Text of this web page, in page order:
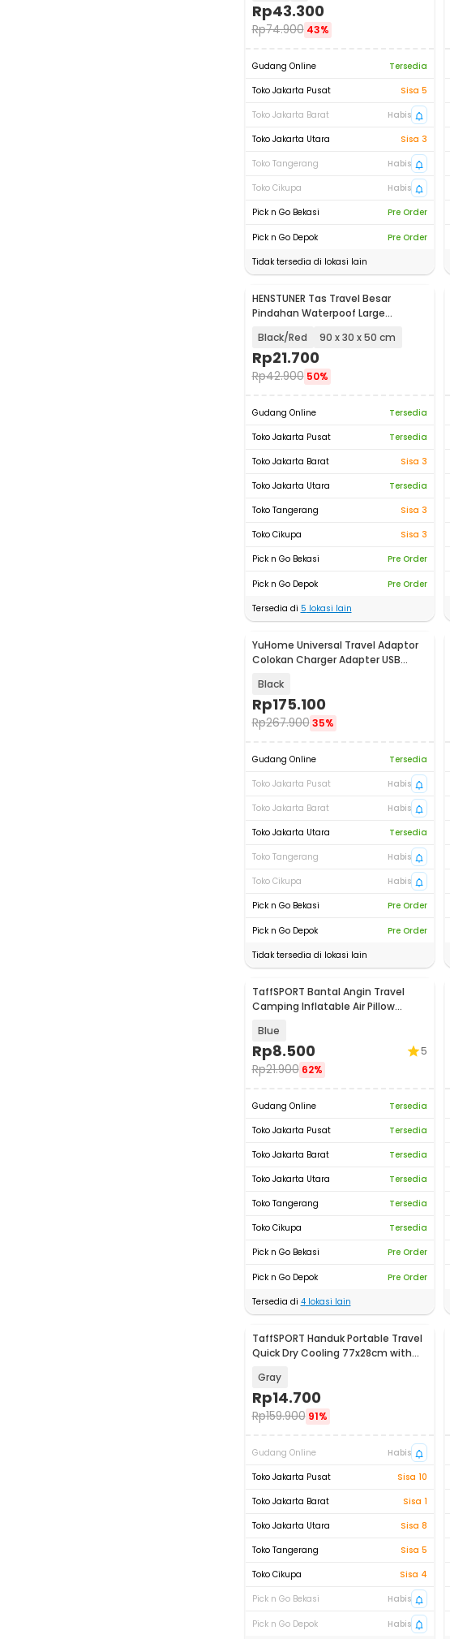
Rp43.300
Rp74.900 43%
Gudang Online
Tersedia
Toko Jakarta Pusat
Sisa 5
Toko Jakarta Barat
Habis
Toko Jakarta Utara
Sisa 3
Toko Tangerang
Habis
Toko Cikupa
Habis
Pick n Go Bekasi
Pre Order
Pick n Go Depok
Pre Order
Tidak tersedia di lokasi lain
HENSTUNER Tas Travel Besar
Pindahan Waterpoof Large
Black/Red 90 x 30 x 50 cm
Rp21.700
Rp42.900 50%
Gudang Online
Tersedia
Toko Jakarta Pusat
Tersedia
Toko Jakarta Barat
Sisa 3
Toko Jakarta Utara
Tersedia
Toko Tangerang
Sisa 3
Toko Cikupa
Sisa 3
Pick n Go Bekasi
Pre Order
Pick n Go Depok
Pre Order
Tersedia di 5 lokasi lain
YuHome Universal Travel Adaptor
Colokan Charger Adapter USB
Black
Rp175.100
Rp267.900 35%
Gudang Online
Tersedia
Toko Jakarta Pusat
Habis
Toko Jakarta Barat
Habis
Toko Jakarta Utara
Tersedia
Toko Tangerang
Habis
Toko Cikupa
Habis
Pick n Go Bekasi
Pre Order
Pick n Go Depok
Pre Order
Tidak tersedia di lokasi lain
TaffSPORT Bantal Angin Travel
Camping Inflatable Air Pillow
Blue
Rp8.500
Rp21.900 62%
5
Gudang Online
Tersedia
Toko Jakarta Pusat
Tersedia
Toko Jakarta Barat
Tersedia
Toko Jakarta Utara
Tersedia
Toko Tangerang
Tersedia
Toko Cikupa
Tersedia
Pick n Go Bekasi
Pre Order
Pick n Go Depok
Pre Order
Tersedia di 4lokasi lain
TaffSPORT Handuk Portable Travel
Quick Dry Cooling 77x28cm with
Gray
Rp14.700
Rp159.900 91%
Gudang Online
Habis
Toko Jakarta Pusat
Sisa 10
Toko Jakarta Barat
Sisa 1
Toko Jakarta Utara
Sisa 8
Toko Tangerang
Sisa 5
Toko Cikupa
Sisa 4
Pick n Go Bekasi
Habis
Pick n Go Depok Habis